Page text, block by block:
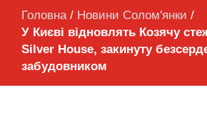
Головна / Новини Солом'янки /
У Києві відновлять Козячу
Silver House, закинуту
забудовником